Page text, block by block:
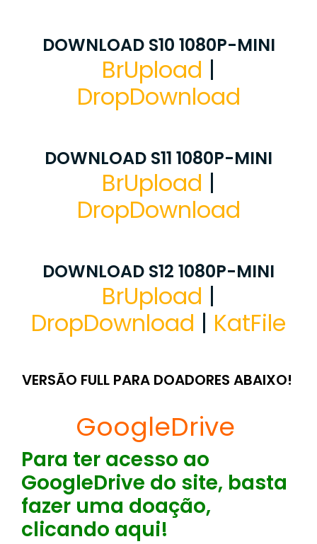
DOWNLOAD S10 1080P-MINI
BrUpload |
DropDownload
DOWNLOAD S11 1080P-MINI
BrUpload |
DropDownload
DOWNLOAD S12 1080P-MINI
BrUpload |
DropDownload | KatFile
VERSÃO FULL PARA DOADORES ABAIXO!
GoogleDrive
Para ter acesso ao
GoogleDrive do site, basta
fazer uma doação,
clicando aqui!